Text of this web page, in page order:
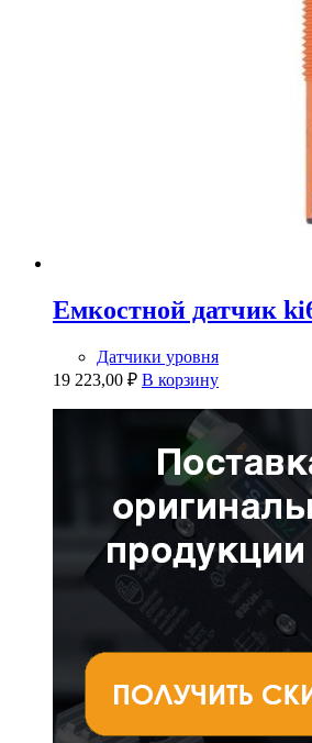
Емкостной датчик
Датчики уровня
19 223,00 ₽ В корзину